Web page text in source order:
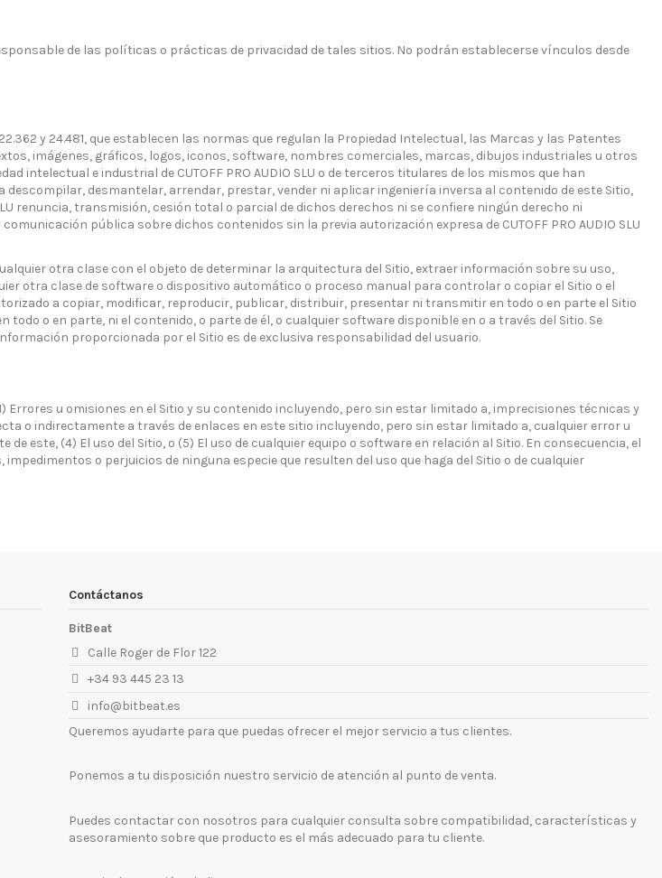
de las políticas o prácticas de privacidad de tales sitios. No podrán establecerse vínculos desde
y 24.481, que establecen las normas que regulan la Propiedad Intelectual, las Marcas y las Patentes
imágenes, gráficos, logos, iconos, software, nombres comerciales, marcas, dibujos industriales u otros
e industrial de CUTOFF PRO AUDIO SLU o de terceros titulares de los mismos que han
descompilar, desmantelar, arrendar, prestar, vender ni aplicar ingeniería inversa al contenido de este Sitio,
renuncia, transmisión, cesión total o parcial de dichos derechos ni se confiere ningún derecho ni
pública sobre dichos contenidos sin la previa autorización expresa de CUTOFF PRO AUDIO SLU
otra clase con el objeto de determinar la arquitectura del Sitio, extraer información sobre su uso,
otra clase de software o dispositivo automático o proceso manual para controlar o copiar el Sitio o el
a copiar, modificar, reproducir, publicar, distribuir, presentar ni transmitir en todo o en parte el Sitio
o en parte, ni el contenido, o parte de él, o cualquier software disponible en o a través del Sitio. Se
proporcionada por el Sitio es de exclusiva responsabilidad del usuario.
Errores u omisiones en el Sitio y su contenido incluyendo, pero sin estar limitado a, imprecisiones técnicas y
o indirectamente a través de enlaces en este sitio incluyendo, pero sin estar limitado a, cualquier error u
este, (4) El uso del Sitio, o (5) El uso de cualquier equipo o software en relación al Sitio. En consecuencia, el
o perjuicios de ninguna especie que resulten del uso que haga del Sitio o de cualquier
Contáctanos
BitBeat
Calle Roger de Flor 122
+34 93 445 23 13
info@bitbeat.es
Queremos ayudarte para que puedas ofrecer el mejor servicio a tus clientes.
Ponemos a tu disposición nuestro servicio de atención al punto de venta.
Puedes contactar con nosotros para cualquier consulta sobre compatibilidad, características y
asesoramiento sobre que producto es el más adecuado para tu cliente.